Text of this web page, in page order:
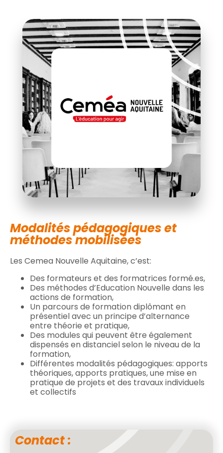
Modalités pédagogiques et
méthodes mobilisées
Les Cemea Nouvelle Aquitaine, c’est:
Des formateurs et des formatrices formé.es,
Des méthodes d’Education Nouvelle dans les
actions de formation,
Un parcours de formation diplômant en
présentiel avec un principe d’alternance
entre théorie et pratique,
Des modules qui peuvent être également
dispensés en distanciel selon le niveau de la
formation,
Différentes modalités pédagogiques: apports
théoriques, apports pratiques, une mise en
pratique de projets et des travaux individuels
et collectifs
Contact :